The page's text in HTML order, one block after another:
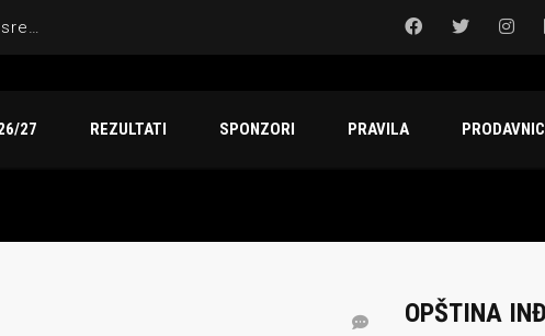
Sezona za pamćenje: Indiansi osvojili titulu, dve srebrne medalje i vicešampionat na Arena TV Sport finalu
27 REZULTATI SPONZORI PRAVILA
OPŠTINA